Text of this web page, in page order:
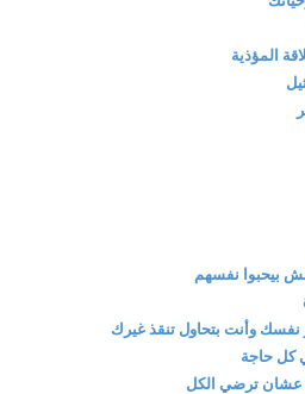
المؤذية
بيحبوا نفسهم
وأنت بتحاول تنقذ غيرك
كل حاجة
عشان ترضي الكل